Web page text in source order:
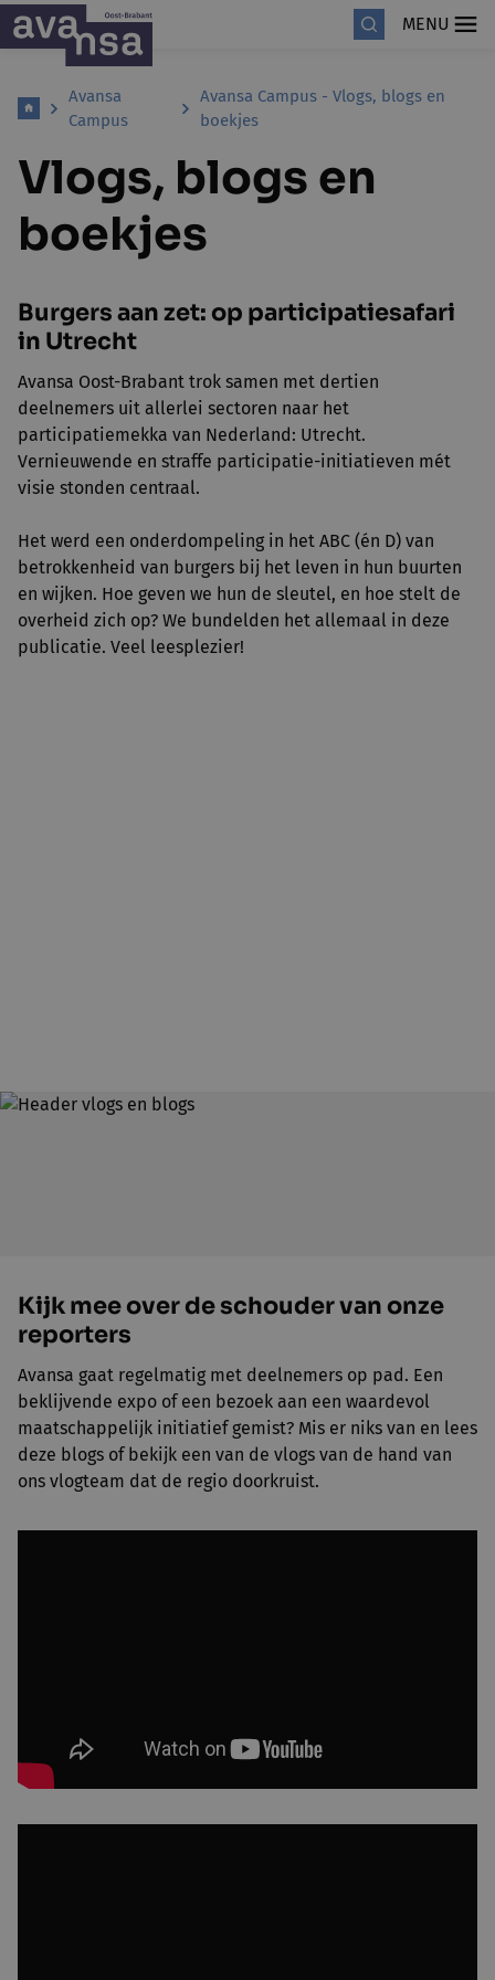
MENU
Avansa
Campus
Avansa Campus - Vlogs, blogs en
boekjes
Vlogs, blogs en
boekjes
Burgers aan zet: op participatiesafari
in Utrecht
Avansa Oost-Brabant trok samen met dertien
deelnemers uit allerlei sectoren naar het
participatiemekka van Nederland: Utrecht.
Vernieuwende en straffe participatie-initiatieven mét
visie stonden centraal.
Het werd een onderdompeling in het ABC (én D) van
betrokkenheid van burgers bij het leven in hun buurten
en wijken. Hoe geven we hun de sleutel, en hoe stelt de
overheid zich op? We bundelden het allemaal in deze
publicatie. Veel leesplezier!
Kijk mee over de schouder van onze
reporters
Avansa gaat regelmatig met deelnemers op pad. Een
beklijvende expo of een bezoek aan een waardevol
maatschappelijk initiatief gemist? Mis er niks van en lees
deze blogs of bekijk een van de vlogs van de hand van
ons vlogteam dat de regio doorkruist.